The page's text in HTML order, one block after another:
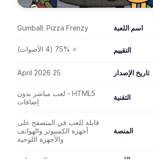
اسم اللعبة Gumball: Pizza Frenzy
التقييم ⭐ 75% (4 الأصوات)
تاريخ الإصدار 25 April 2026
التقنية
HTML5 - لعب مباشر بدون
إضافات
المنصة
قابلة للعب في المتصفح على
أجهزة الكمبيوتر والهواتف
والأجهزة اللوحية